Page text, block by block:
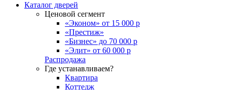
Каталог дверей
Ценовой сегмент
«Эконом» от 15 000 р
«Престиж»
«Бизнес» до 70 000 р
«Элит» от 60 000 р
Распродажа
Где устанавливаем?
Квартира
Коттедж